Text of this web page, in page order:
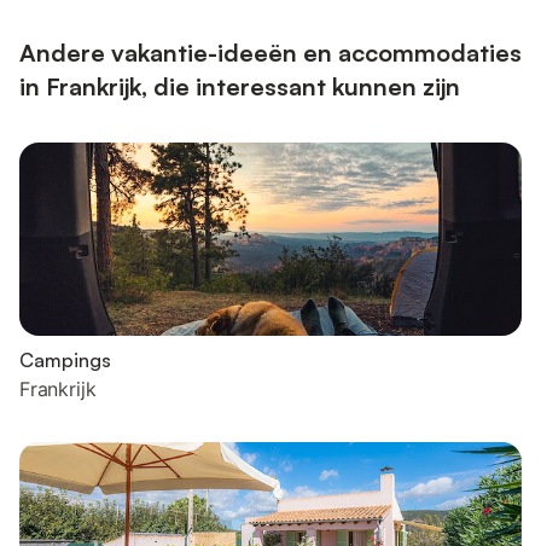
gedeeld open...
Andere vakantie-ideeën en accommodaties
in Frankrijk, die interessant kunnen zijn
Campings
Frankrijk